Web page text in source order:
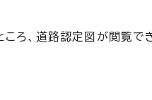
ろ、道路認定図が閲覧